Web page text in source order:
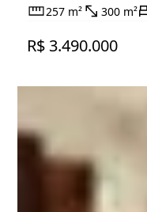
257 m² 300 m²
R$ 3.490.000